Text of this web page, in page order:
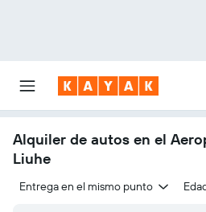
Alquiler de autos en el
Liuhe
Entrega en el mismo punto